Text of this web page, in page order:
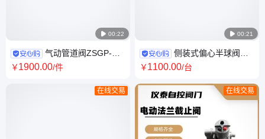
 00:22
气动管道阀ZSGP-
16P不锈钢304进气阀氮气专用
￥1900.00/件
在线交易
 00:21
侧装式偏心半球阀
PQ340H硬密封碳钢材质耐磨卸
￥1100.00/台
在线交易